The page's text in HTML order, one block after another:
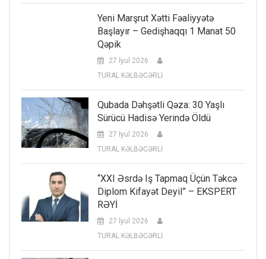
Yeni Marşrut Xətti Fəaliyyətə
Başlayır – Gedişhaqqı 1 Manat 50
Qəpik
27 İyul 2026
TURAL KƏLBƏCƏRLİ
Qubada Dəhşətli Qəza: 30 Yaşlı
Sürücü Hadisə Yerində Öldü
27 İyul 2026
TURAL KƏLBƏCƏRLİ
“XXI Əsrdə Iş Tapmaq Üçün Təkcə
Diplom Kifayət Deyil” – EKSPERT
RƏYİ
27 İyul 2026
TURAL KƏLBƏCƏRLİ